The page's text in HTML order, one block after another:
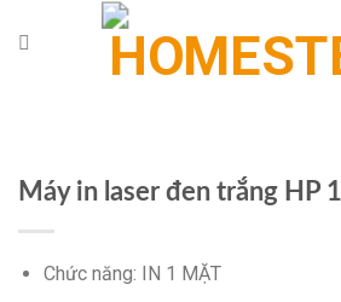
đến
Máy in laser đen trắng HP
Chức năng: IN 1 MẶT